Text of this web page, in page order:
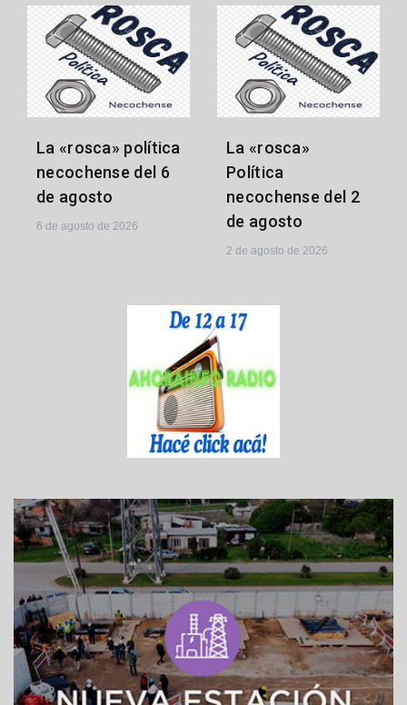
La «rosca» política
necochense del 6
de agosto
6 de agosto de 2026
La «rosca»
Política
necochense del 2
de agosto
2 de agosto de 2026